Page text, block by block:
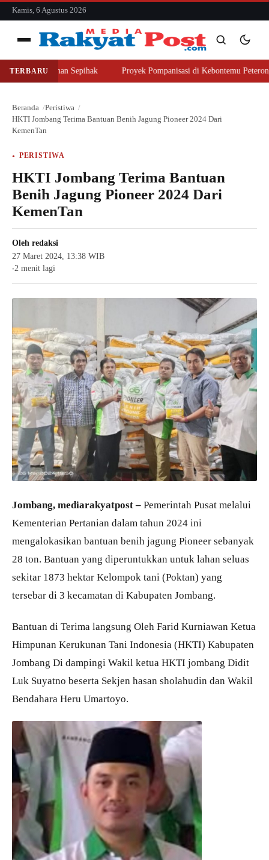
konten
Kamis, 6 Agustus 2026
Menu
Cari
Cari
TERBARU
Lahan Sepihak Proyek Pompanisasi di Kebontemu Peterongan
Beranda
Peristiwa
HKTI Jombang Terima Bantuan Benih Jagung Pioneer 2024 Dari
KemenTan
PERISTIWA
HKTI Jombang Terima Bantuan
Benih Jagung Pioneer 2024 Dari
KemenTan
Oleh redaksi
27 Maret 2024, 13:38 WIB
●2 menit lagi
Jombang, mediarakyatpost – Pemerintah Pusat melalui
Kementerian Pertanian dalam tahun 2024 ini
mengalokasikan bantuan benih jagung Pioneer sebanyak
28 ton. Bantuan yang diperuntukkan untuk lahan seluas
sekitar 1873 hektar Kelompok tani (Poktan) yang
tersebar di 3 kecamatan di Kabupaten Jombang.
Bantuan di Terima langsung Oleh Farid Kurniawan Ketua
Himpunan Kerukunan Tani Indonesia (HKTI) Kabupaten
Jombang Di dampingi Wakil ketua HKTI jombang Didit
Luk Suyatno beserta Sekjen hasan sholahudin dan Wakil
Bendahara Heru Umartoyo.